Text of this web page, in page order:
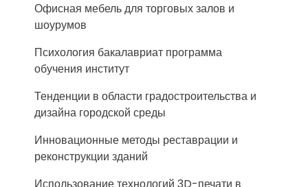
Офисная мебель для торговых залов и
шоурумов
Психология бакалавриат программа
обучения институт
Тенденции в области градостроительства и
дизайна городской среды
Инновационные методы реставрации и
реконструкции зданий